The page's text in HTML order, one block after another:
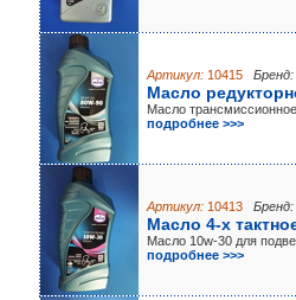
Артикул: 10415 Бренд:
Масло
Масло
подробнее >>>
Артикул: 10413 Бренд:
Масло 4-х
Масло 10w-30 для
подробнее >>>